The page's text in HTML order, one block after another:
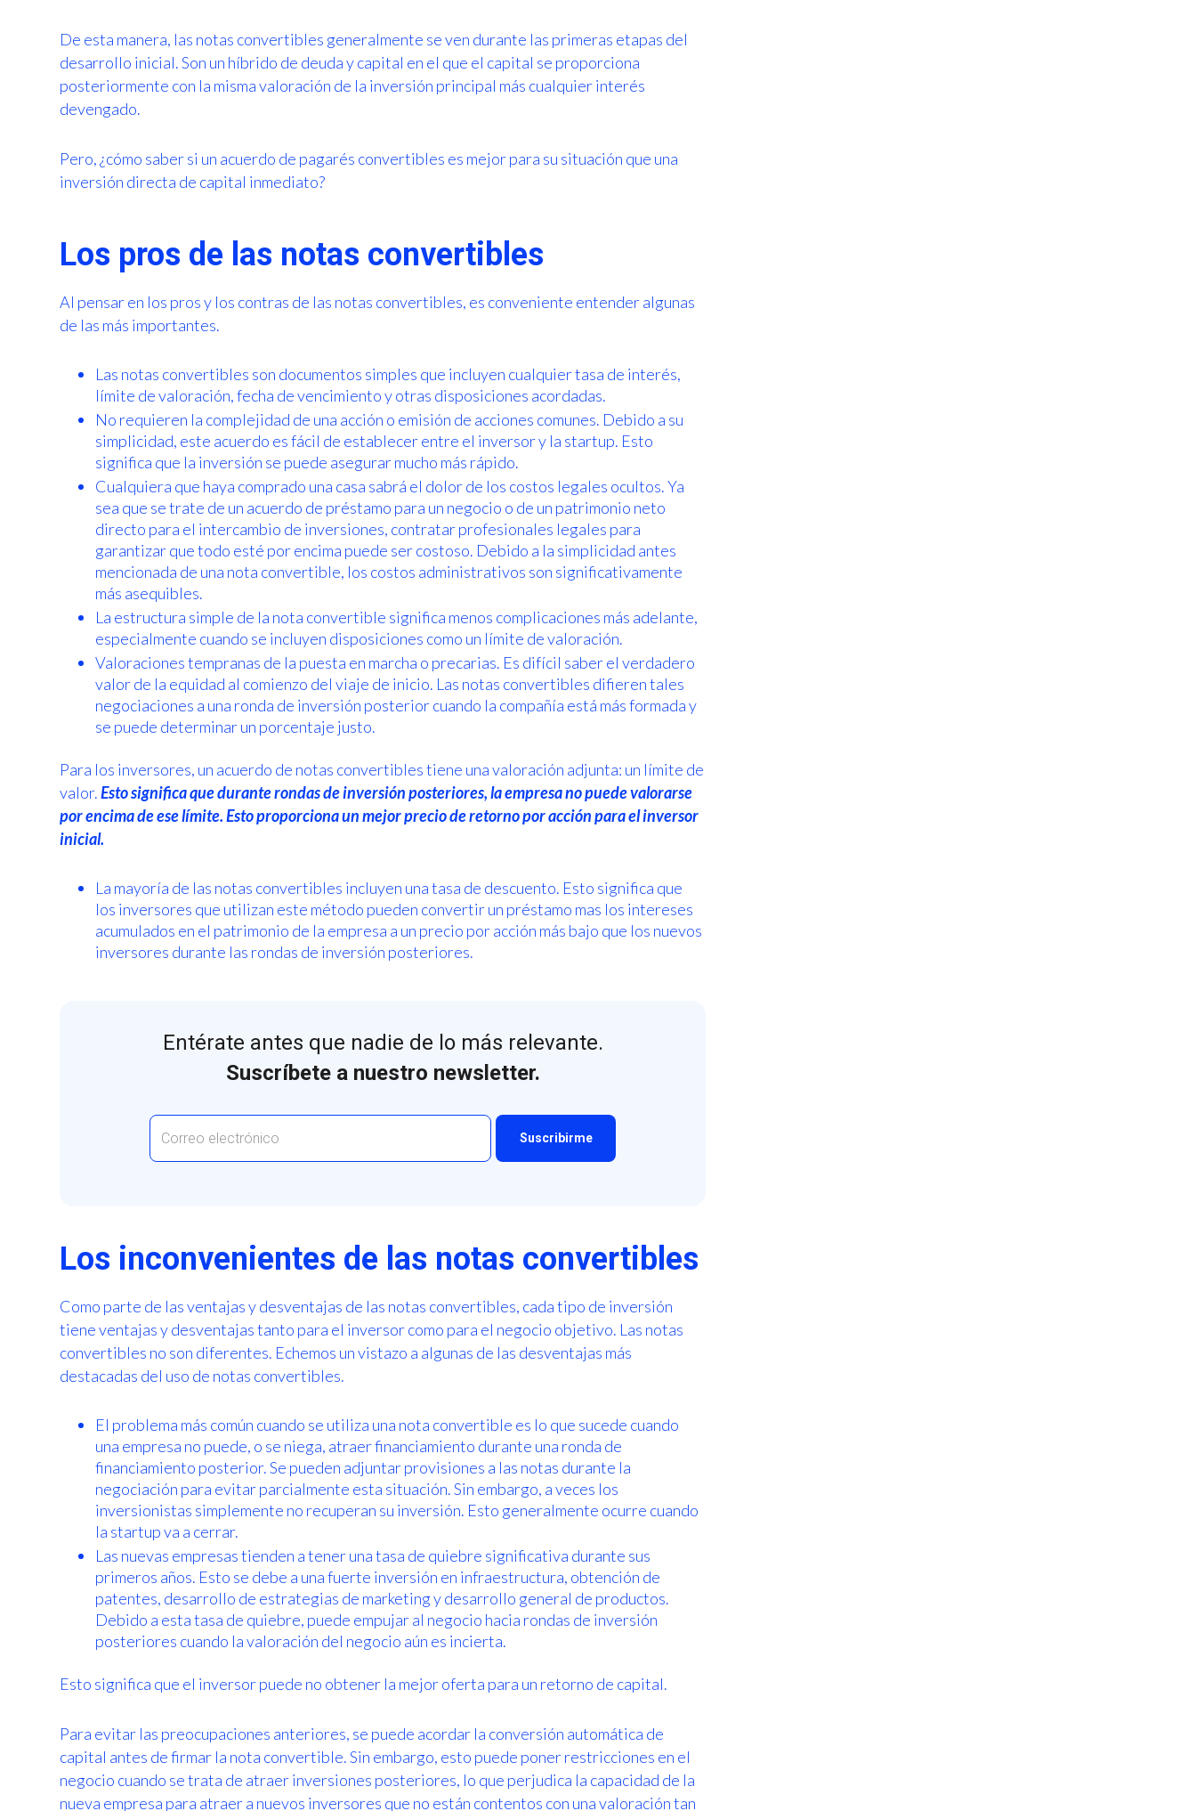
De esta manera, las notas convertibles generalmente se ven durante las primeras etapas del
desarrollo inicial. Son un híbrido de deuda y capital en el que el capital se proporciona
posteriormente con la misma valoración de la inversión principal más cualquier interés
devengado.
Pero, ¿cómo saber si un acuerdo de pagarés convertibles es mejor para su situación que una
inversión directa de capital inmediato?
Los pros de las notas convertibles
Al pensar en los pros y los contras de las notas convertibles, es conveniente entender algunas
de las más importantes.
Las notas convertibles son documentos simples que incluyen cualquier tasa de interés,
límite de valoración, fecha de vencimiento y otras disposiciones acordadas.
No requieren la complejidad de una acción o emisión de acciones comunes. Debido a su
simplicidad, este acuerdo es fácil de establecer entre el inversor y la startup. Esto
significa que la inversión se puede asegurar mucho más rápido.
Cualquiera que haya comprado una casa sabrá el dolor de los costos legales ocultos. Ya
sea que se trate de un acuerdo de préstamo para un negocio o de un patrimonio neto
directo para el intercambio de inversiones, contratar profesionales legales para
garantizar que todo esté por encima puede ser costoso. Debido a la simplicidad antes
mencionada de una nota convertible, los costos administrativos son significativamente
más asequibles.
La estructura simple de la nota convertible significa menos complicaciones más adelante,
especialmente cuando se incluyen disposiciones como un límite de valoración.
Valoraciones tempranas de la puesta en marcha o precarias. Es difícil saber el verdadero
valor de la equidad al comienzo del viaje de inicio. Las notas convertibles difieren tales
negociaciones a una ronda de inversión posterior cuando la compañía está más formada y
se puede determinar un porcentaje justo.
Para los inversores, un acuerdo de notas convertibles tiene una valoración adjunta: un límite de
valor.Esto significa que durante rondas de inversión posteriores, la empresa no puede valorarse
por encima de ese límite. Esto proporciona un mejor precio de retorno por acción para el inversor
inicial.
La mayoría de las notas convertibles incluyen una tasa de descuento. Esto significa que
los inversores que utilizan este método pueden convertir un préstamo mas los intereses
acumulados en el patrimonio de la empresa a un precio por acción más bajo que los nuevos
inversores durante las rondas de inversión posteriores.
Entérate antes que nadie de lo más relevante.
Suscríbete a nuestro newsletter.
Los inconvenientes de las notas convertibles
Como parte de las ventajas y desventajas de las notas convertibles, cada tipo de inversión
tiene ventajas y desventajas tanto para el inversor como para el negocio objetivo. Las notas
convertibles no son diferentes. Echemos un vistazo a algunas de las desventajas más
destacadas del uso de notas convertibles.
El problema más común cuando se utiliza una nota convertible es lo que sucede cuando
una empresa no puede, o se niega, atraer financiamiento durante una ronda de
financiamiento posterior. Se pueden adjuntar provisiones a las notas durante la
negociación para evitar parcialmente esta situación. Sin embargo, a veces los
inversionistas simplemente no recuperan su inversión. Esto generalmente ocurre cuando
la startup va a cerrar.
Las nuevas empresas tienden a tener una tasa de quiebre significativa durante sus
primeros años. Esto se debe a una fuerte inversión en infraestructura, obtención de
patentes, desarrollo de estrategias de marketing y desarrollo general de productos.
Debido a esta tasa de quiebre, puede empujar al negocio hacia rondas de inversión
posteriores cuando la valoración del negocio aún es incierta.
Esto significa que el inversor puede no obtener la mejor oferta para un retorno de capital.
Para evitar las preocupaciones anteriores, se puede acordar la conversión automática de
capital antes de firmar la nota convertible. Sin embargo, esto puede poner restricciones en el
negocio cuando se trata de atraer inversiones posteriores, lo que perjudica la capacidad de la
nueva empresa para atraer a nuevos inversores que no están contentos con una valoración tan